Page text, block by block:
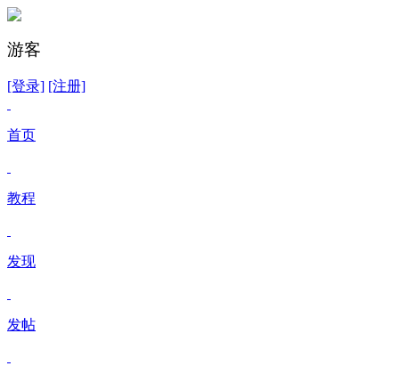
游客
[登录] [注册]
首页
教程
发现
发帖